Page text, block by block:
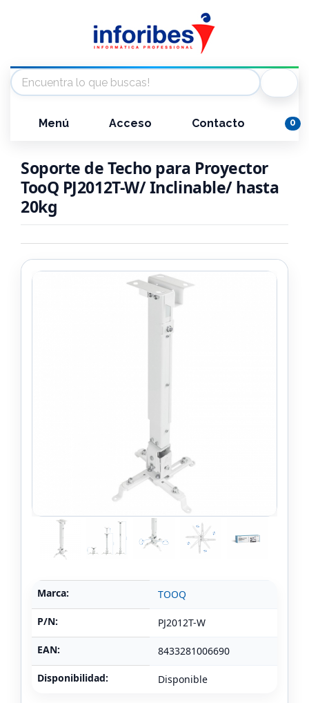
Menú Acceso Contacto 0
Soporte de Techo para Proyector
TooQ PJ2012T-W/ Inclinable/ hasta
20kg
Marca: TOOQ
P/N: PJ2012T-W
EAN: 8433281006690
Disponibilidad: Disponible